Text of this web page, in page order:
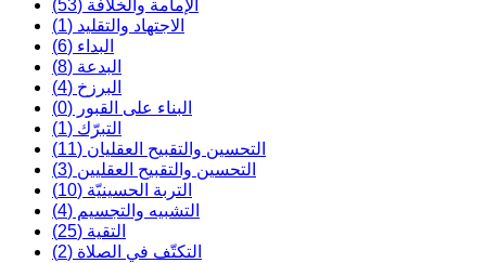
الإمامة والخلافة (53)
الاجتهاد والتقليد (1)
البداء (6)
البدعة (8)
البرزخ (4)
البناء على القبور (0)
التبرّك (1)
التحسين والتقبيح العقليان (11)
التحسين والتقبيح العقليين (3)
التربة الحسينيّة (10)
التشبيه والتجسيم (4)
التقية (25)
التكتّف في الصلاة (2)